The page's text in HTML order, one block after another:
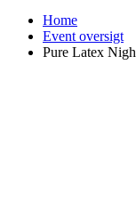
Home
Event oversigt
Pure Latex Nigh